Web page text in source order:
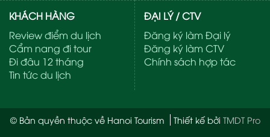
KHÁCH HÀNG
Review điểm du lịch
Cẩm nang đi tour
Đi đâu 12 tháng
Tin tức du lịch
ĐẠI LÝ / CTV
Đăng ký làm Đại lý
Đăng ký làm CTV
Chính sách hợp tác
© Bản quyền thuộc về Hanoi Tourism Thiết kế bởi TMDT Pro